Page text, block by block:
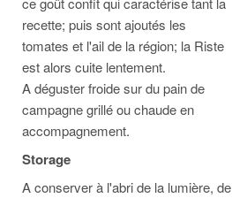
recette; puis sont ajoutés les
tomates et l'ail de la région; la Riste
est alors cuite lentement.
A déguster froide sur du pain de
campagne grillé ou chaude en
accompagnement.
Storage
A conserver à l'abri de la lumière, de